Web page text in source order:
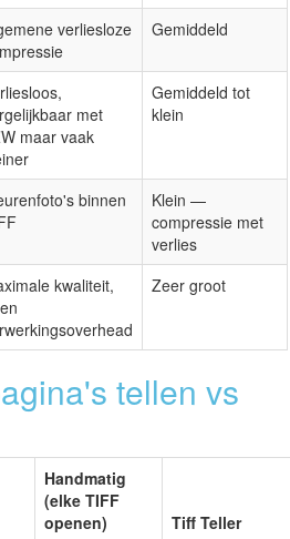
verliesloze
Gemiddeld
met
maar vaak
Gemiddeld tot
klein
binnen
Klein —
compressie met
verlies
kwaliteit,
Zeer groot
tellen vs
Handmatig
(elke TIFF
openen)
Tiff Teller